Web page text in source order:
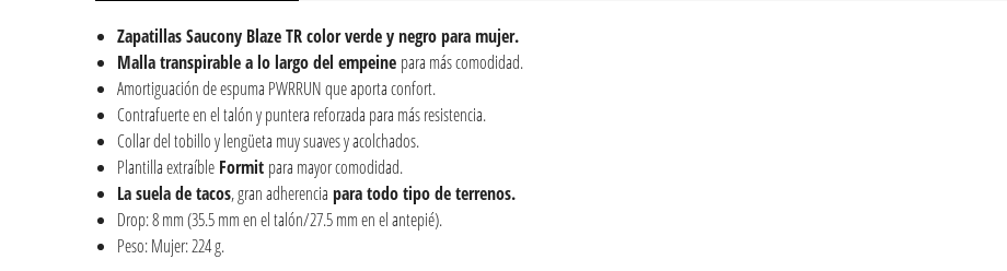
Zapatillas Saucony Blaze TR color verde y negro para mujer.
Malla transpirable a lo largo del empeine para más comodidad.
Amortiguación de espuma PWRRUN que aporta confort.
Contrafuerte en el talón y puntera reforzada para más resistencia.
Collar del tobillo y lengüeta muy suaves y acolchados.
Plantilla extraíble Formit para mayor comodidad.
La suela de tacos, gran adherencia para todo tipo de terrenos.
Drop: 8 mm (35.5 mm en el talón/27.5 mm en el antepié).
Peso: Mujer: 224 g.